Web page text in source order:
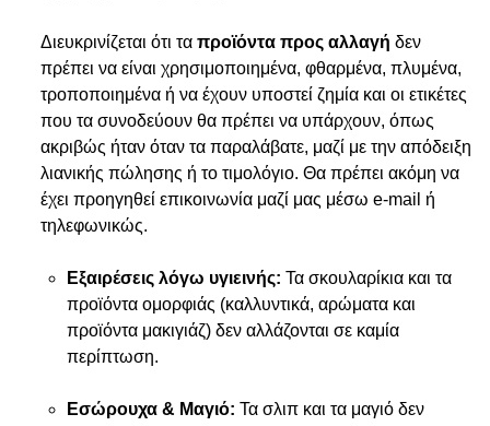
Διευκρινίζεται ότι τα προϊόντα προς αλλαγή δεν
πρέπει να είναι χρησιμοποιημένα, φθαρμένα, πλυμένα,
τροποποιημένα ή να έχουν υποστεί ζημία και οι ετικέτες
που τα συνοδεύουν θα πρέπει να υπάρχουν, όπως
ακριβώς ήταν όταν τα παραλάβατε, μαζί με την απόδειξη
λιανικής πώλησης ή το τιμολόγιο. Θα πρέπει ακόμη να
έχει προηγηθεί επικοινωνία μαζί μας μέσω e-mail ή
τηλεφωνικώς.
Εξαιρέσεις λόγω υγιεινής: Τα σκουλαρίκια και τα
προϊόντα ομορφιάς (καλλυντικά, αρώματα και
προϊόντα μακιγιάζ) δεν αλλάζονται σε καμία
περίπτωση.
Εσώρουχα & Μαγιό: Τα σλιπ και τα μαγιό δεν